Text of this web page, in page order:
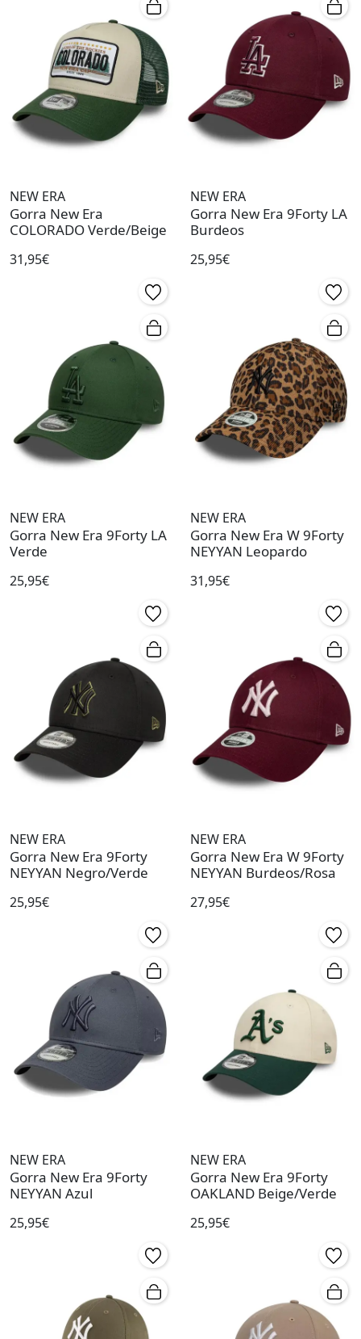
NEW ERA
Gorra New Era
COLORADO Verde/Beige
31,95€
NEW ERA
Gorra New Era 9Forty LA
Burdeos
25,95€
NEW ERA
Gorra New Era 9Forty LA
Verde
25,95€
NEW ERA
Gorra New Era W 9Forty
NEYYAN Leopardo
31,95€
NEW ERA
Gorra New Era 9Forty
NEYYAN Negro/Verde
25,95€
NEW ERA
Gorra New Era W 9Forty
NEYYAN Burdeos/Rosa
27,95€
NEW ERA
Gorra New Era 9Forty
NEYYAN Azul
25,95€
NEW ERA
Gorra New Era 9Forty
OAKLAND Beige/Verde
25,95€